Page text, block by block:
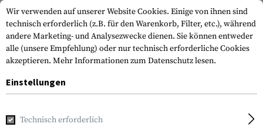
Home Tactical Gear Gummi
Wir verwenden auf unserer Website Cookies. Einige von ihnen sind
technisch erforderlich (z.B. für den Warenkorb, Filter, etc.), während
andere Marketing- und Analysezwecke dienen. Sie können entweder
alle (unsere Empfehlung) oder nur technisch erforderliche Cookies
akzeptieren. Mehr Informationen zum Datenschutz lesen.
Einstellungen
Technisch erforderlich